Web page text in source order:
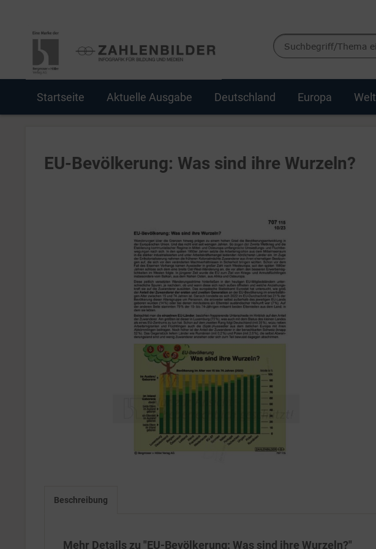
Startseite Aktuelle Ausgabe Deutschland Europa Welt
EU-Bevölkerung: Was sind ihre Wurzeln?
Beschreibung
Mehr Details zu "EU-Bevölkerung: Was sind ihre Wurzeln?"